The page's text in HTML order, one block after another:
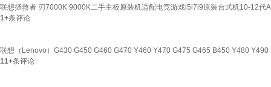
联想拯救者 刃7000K 9000K二手主板原装机适配电竞游戏i5i7i9原装台式机10-12代
1+条评论
联想（Lenovo）G430 G450 G460 G470 Y460 Y470 G475 G465 B450 Y480
11+条评论